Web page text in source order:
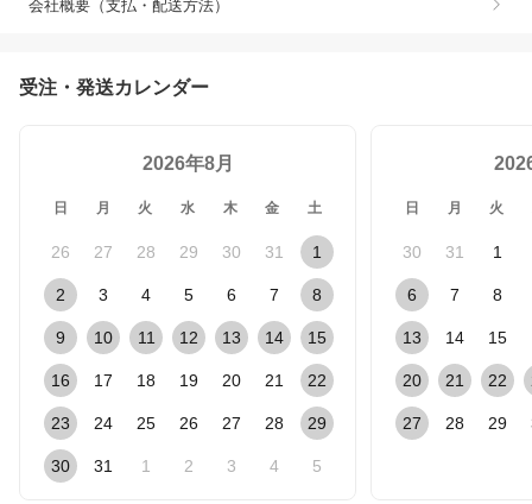
会社概要（支払・配送方法）
受注・発送カレンダー
2026年8月
日 月 火 水 木 金 土
26 27 28 29 30 31 1
2 3 4 5 6 7 8
9 10 11 12 13 14 15
16 17 18 19 20 21 22
23 24 25 26 27 28 29
30 31 1 2 3 4 5
日 月 火
30 31 1
6 7 8
13 14 15
20 21 22
27 28 29